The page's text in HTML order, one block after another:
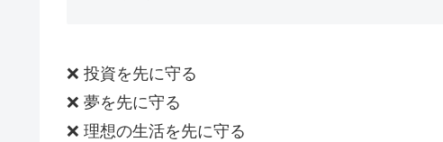
❌ 投資を先に守る
❌ 夢を先に守る
❌ 理想の生活を先に守る